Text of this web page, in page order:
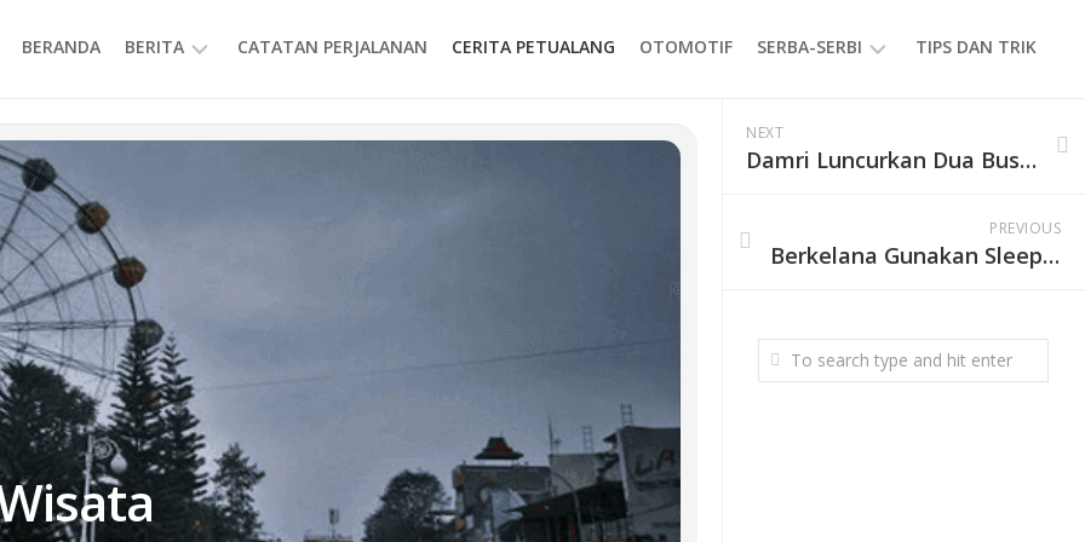
BERANDA BERITA CATATAN PERJALANAN CERITA PETUALANG OTOMOTIF SERBA-SERBI
EVENT
GAYA
TIPS DAN TRIK
NEXT
Damri Luncurkan Dua Bus Imperial Suite Rute Malang-Surabaya-Jakarta
PREVIOUS
Berkelana Gunakan Sleeper Bus ke Jakarta dari Malang